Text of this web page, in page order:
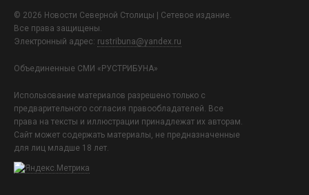
© 2026 Новости Северной Столицы | Сетевое издание.
Все права защищены.
Электронный адрес: rustribuna@yandex.ru
Объединенные СМИ «РУСТРИБУНА»
Использование материалов разрешено только с
предварительного согласия правообладателей. Все
права на тексты и иллюстрации принадлежат их авторам.
Сайт может содержать материалы, не предназначенные
для лиц младше 18 лет.